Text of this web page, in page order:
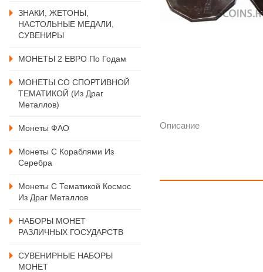
ЗНАКИ, ЖЕТОНЫ,
НАСТОЛЬНЫЕ МЕДАЛИ,
СУВЕНИРЫ
МОНЕТЫ 2 ЕВРО По Годам
МОНЕТЫ СО СПОРТИВНОЙ
ТЕМАТИКОЙ (из Драг
Металлов)
Монеты ФАО
Монеты С Кораблями Из
Серебра
Монеты С Тематикой Космос
Из Драг Металлов
НАБОРЫ МОНЕТ
РАЗЛИЧНЫХ ГОСУДАРСТВ
СУВЕНИРНЫЕ НАБОРЫ
МОНЕТ
Описание